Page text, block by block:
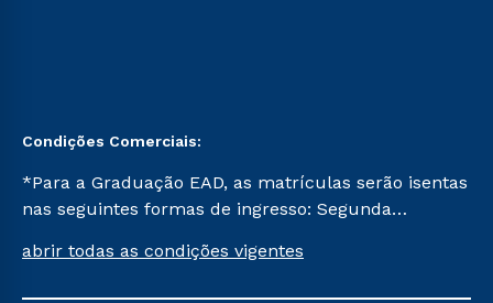
Condições Comerciais:
*Para a Graduação EAD, as matrículas serão isentas
nas seguintes formas de ingresso: Segunda
Já para as demais, a taxa de matrícula será de R$
abrir todas as condições vigentes